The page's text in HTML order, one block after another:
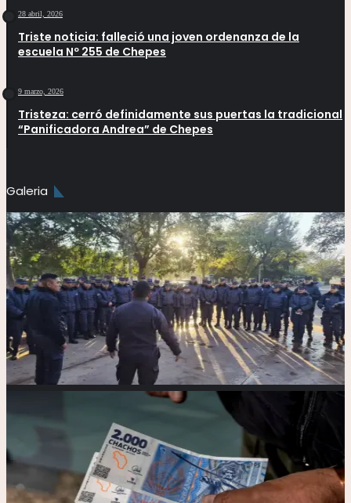
28 abril, 2026
Triste noticia: falleció una joven ordenanza de la
escuela Nº 255 de Chepes
9 marzo, 2026
Tristeza: cerró definidamente sus puertas la tradicional
“Panificadora Andrea” de Chepes
Galeria